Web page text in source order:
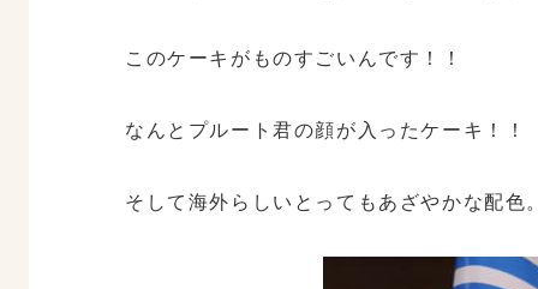
このケーキがものすごいんです！！
なんとプルート君の顔が入ったケーキ！！
そして海外らしいとってもあざやかな配色